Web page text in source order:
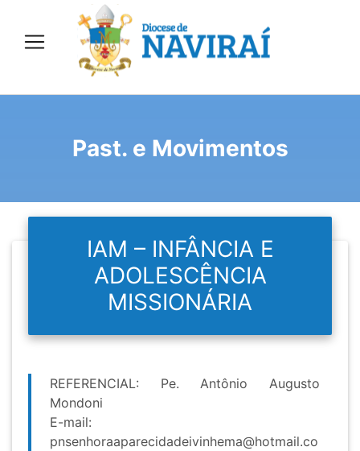
Past. e Movimentos
IAM – INFÂNCIA E
ADOLESCÊNCIA
MISSIONÁRIA
REFERENCIAL: Pe. Antônio Augusto
Mondoni
E-mail:
pnsenhoraaparecidadeivinhema@hotmail.co